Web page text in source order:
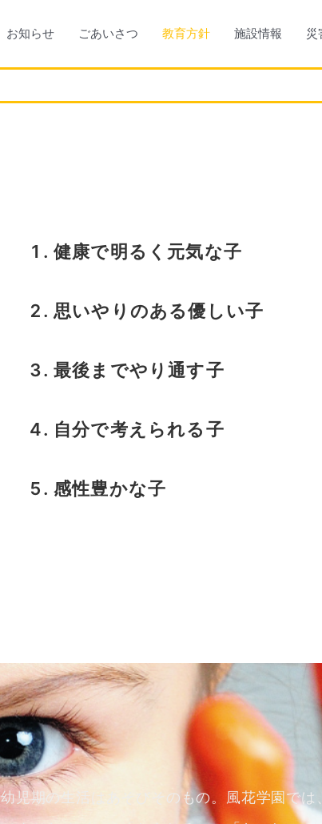
お知らせ ごあいさつ 教育方針 施設情報 災
健康で明るく元気な子
思いやりのある優しい子
最後までやり通す子
自分で考えられる子
感性豊かな子
幼児期の生活はあそびそのもの。風花学園では